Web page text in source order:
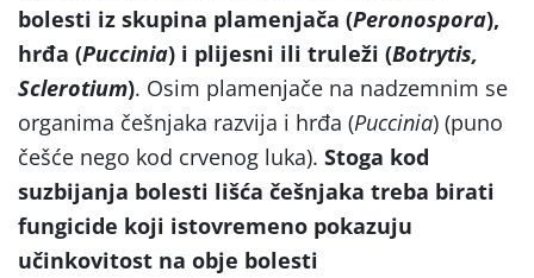
bolesti iz skupina plamenjača (Peronospora),
hrđa (Puccinia) i plijesni ili truleži (Botrytis,
Sclerotium). Osim plamenjače na nadzemnim se
organima češnjaka razvija i hrđa (Puccinia) (puno
češće nego kod crvenog luka). Stoga kod
suzbijanja bolesti lišća češnjaka treba birati
fungicide koji istovremeno pokazuju
učinkovitost na obje bolesti